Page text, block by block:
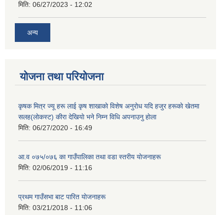
मिति: 06/27/2023 - 12:02
अन्य
योजना तथा परियोजना
कृषक मित्र ज्यू हरू लाई कृष शाखाकाे विशेष अनुराेध यदि हजुर हरूकाे खेतमा
सलह(लाेकस्ट) कीरा देखियाे भने निम्न विधि अपनाउनु हाेला
मिति: 06/27/2020 - 16:49
आ‍.व ०७५/०७६ का गाउँपालिका तथा वडा स्तरीय याेजनाहरू
मिति: 02/06/2019 - 11:16
प्रथम गाउँसभा बाट पारित याेजनाहरू
मिति: 03/21/2018 - 11:06